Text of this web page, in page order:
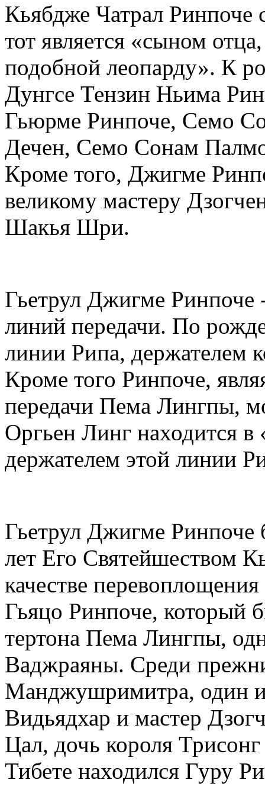
Кьябдже Чатрал Ринпоче
тот является «сыном
подобной леопарду». К
Дунгсе Тензин Ньима
Гьюрме Ринпоче, Семо
Дечен, Семо Сонам
Кроме того, Джигме
великому мастеру
Шакья Шри.
Гьетрул Джигме Ринпоче
линий передачи. По
линии Рипа, держателем
Кроме того Ринпоче,
передачи Пема Лингпы,
Оргьен Линг находится в
держателем этой линии
Гьетрул Джигме Ринпоче
лет Его Святейшеством
качестве
Гьяцо Ринпоче, который
тертона Пема Лингпы,
Ваджраяны. Среди
Манджушримитра, один
Видьядхар и мастер
Цал, дочь короля
Тибете находился Гуру